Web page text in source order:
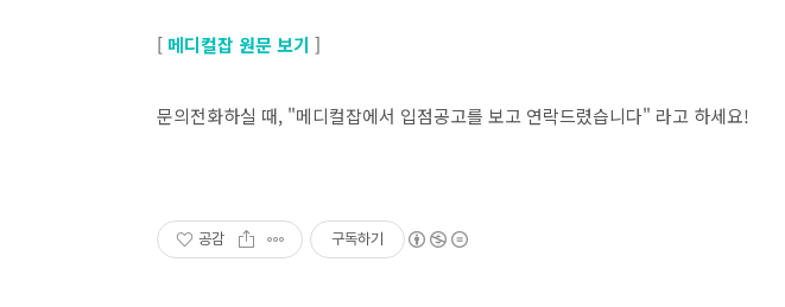
[ 메디컬잡 원문 보기 ]
문의전화하실 때, "메디컬잡에서 입점공고를 보고 연락드렸습니다" 라고 하세요!
공감 구독하기